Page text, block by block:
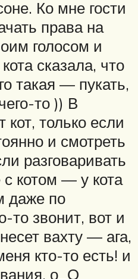
Ко мне гости
права на
голосом и
сказала, что
такая — пукать,
то )) В
только если
и смотреть
разговаривать
котом — у кота
даже по
то звонит, вот и
вахту — ага,
кто-то есть! и
о_О